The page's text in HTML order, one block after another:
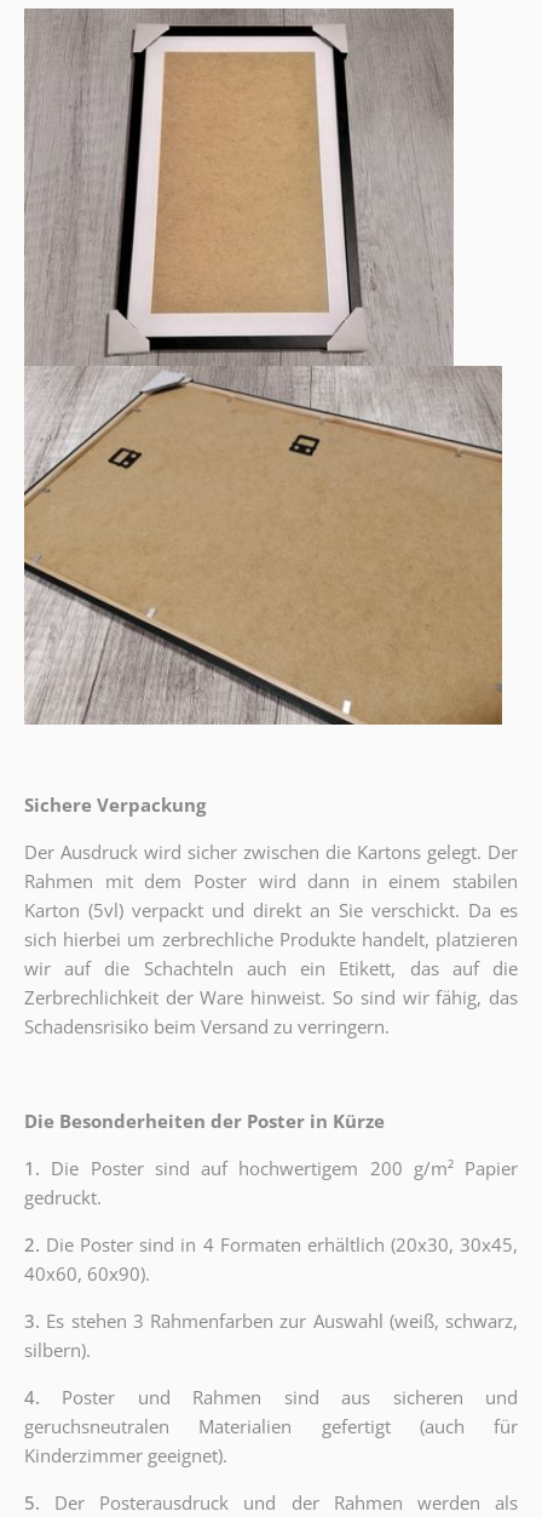
Sichere Verpackung
Der Ausdruck wird sicher zwischen die Kartons gelegt. Der
Rahmen mit dem Poster wird dann in einem stabilen
Karton (5vl) verpackt und direkt an Sie verschickt. Da es
sich hierbei um zerbrechliche Produkte handelt, platzieren
wir auf die Schachteln auch ein Etikett, das auf die
Zerbrechlichkeit der Ware hinweist. So sind wir fähig, das
Schadensrisiko beim Versand zu verringern.
Die Besonderheiten der Poster in Kürze
1. Die Poster sind auf hochwertigem 200 g/m² Papier
gedruckt.
2. Die Poster sind in 4 Formaten erhältlich (20x30, 30x45,
40x60, 60x90).
3. Es stehen 3 Rahmenfarben zur Auswahl (weiß, schwarz,
silbern).
4. Poster und Rahmen sind aus sicheren und
geruchsneutralen Materialien gefertigt (auch für
Kinderzimmer geeignet).
5. Der Posterausdruck und der Rahmen werden als